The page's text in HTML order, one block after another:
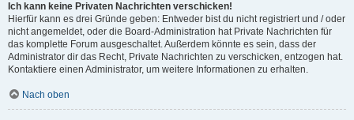
Ich kann keine Privaten Nachrichten verschicken!
Hierfür kann es drei Gründe geben: Entweder bist du nicht registriert und / oder
nicht angemeldet, oder die Board-Administration hat Private Nachrichten für
das komplette Forum ausgeschaltet. Außerdem könnte es sein, dass der
Administrator dir das Recht, Private Nachrichten zu verschicken, entzogen hat.
Kontaktiere einen Administrator, um weitere Informationen zu erhalten.
Nach oben